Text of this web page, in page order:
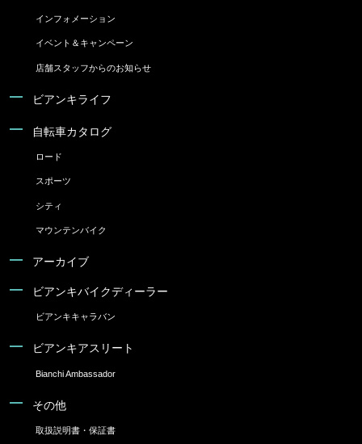
インフォメーション
イベント＆キャンペーン
店舗スタッフからのお知らせ
ビアンキライフ
自転車カタログ
ロード
スポーツ
シティ
マウンテンバイク
アーカイブ
ビアンキバイクディーラー
ビアンキキャラバン
ビアンキアスリート
Bianchi Ambassador
その他
取扱説明書・保証書